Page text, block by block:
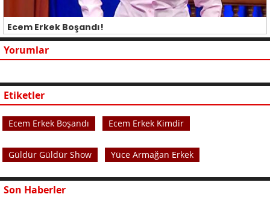
Ecem Erkek Boşandı!
Yorumlar
Etiketler
Ecem Erkek Boşandı Ecem Erkek Kimdir
Güldür Güldür Show Yüce Armağan Erkek
Son Haberler